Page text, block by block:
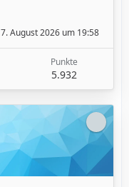
7. August 2026 um 19:58
Punkte
5.932